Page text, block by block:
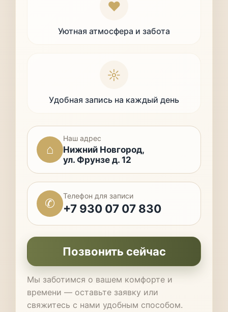
❤
Уютная атмосфера и забота
☼
Удобная запись на каждый день
⌂
Наш адрес
Нижний Новгород,
ул. Фрунзе д. 12
✆
Телефон для записи
+7 930 07 07 830
Позвонить сейчас
Мы заботимся о вашем комфорте и
времени — оставьте заявку или
свяжитесь с нами удобным способом.